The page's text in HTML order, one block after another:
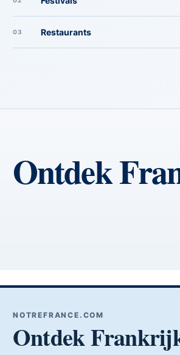
03 Restaurants
Ontdek
NOTREFRANCE.COM
Ontdek